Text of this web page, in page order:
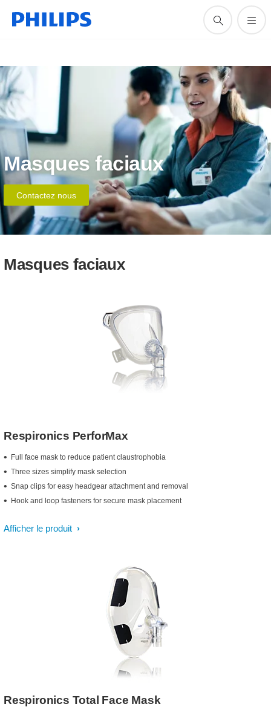
Masques faciaux
Contactez nous
Masques faciaux
Respironics PerforMax
Full face mask to reduce patient claustrophobia
Three sizes simplify mask selection
Snap clips for easy headgear attachment and removal
Hook and loop fasteners for secure mask placement
Afficher le produit
Respironics Total Face Mask